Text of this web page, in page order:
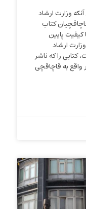
وزارت ارشاد
کتاب
پایین
ارشاد
کتابی را که ناشر
واقع به قاچاقچی